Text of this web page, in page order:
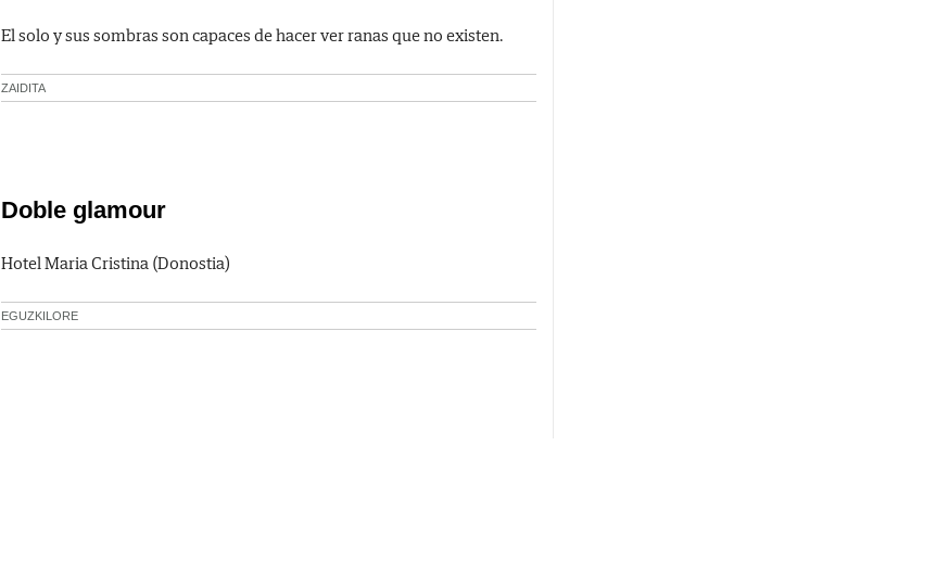
El solo y sus sombras son capaces de hacer ver ranas que no existen.
ZAIDITA
Doble glamour
Hotel Maria Cristina (Donostia)
EGUZKILORE